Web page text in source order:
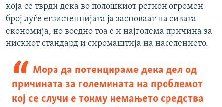
која се тврди дека во полошкиот регион огромен
број луѓе егзистенцијата ја засноваат на сивата
економија, но воедно тоа е и најголема причина за
нискиот стандард и сиромаштија на населението.
Мора да потенцираме дека дел од
причината за големината на проблемот
кој се случи е токму немањето средства